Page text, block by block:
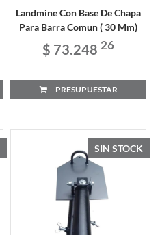
Landmine Con Base De Chapa
Para Barra Comun ( 30 Mm)
$ 73.248 26
PRESUPUESTAR
SIN STOCK